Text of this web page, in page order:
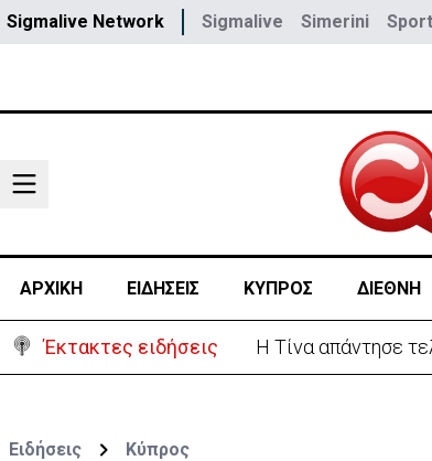
Sigmalive Network Sigmalive Simerini
ΑΡΧΙΚΗ ΕΙΔΗΣΕΙΣ ΚΥΠΡΟΣ ΔΙΕΘΝΗ
Έκτακτες ειδήσεις Στο «κίτρινο» η
Ειδήσεις Κύπρος